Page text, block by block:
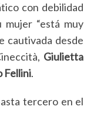
con debilidad
“está muy
cautivada desde
Giulietta
Fellini.
tercero en el